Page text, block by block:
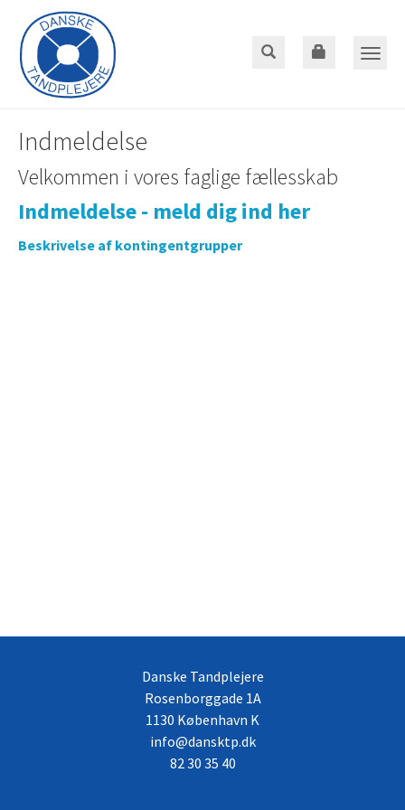
hoved-
indhold
Indmeldelse
Velkommen i vores faglige fællesskab
Indmeldelse - meld dig ind her
Beskrivelse af kontingentgrupper
Danske Tandplejere
Rosenborggade 1A
1130 København K
info@dansktp.dk
82 30 35 40